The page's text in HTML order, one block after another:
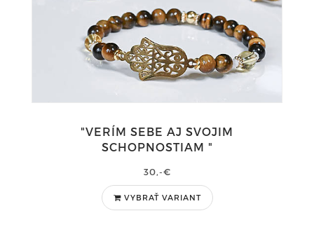
"VERÍM SEBE AJ SVOJIM
SCHOPNOSTIAM "
30,-€
VYBRAŤ VARIANT